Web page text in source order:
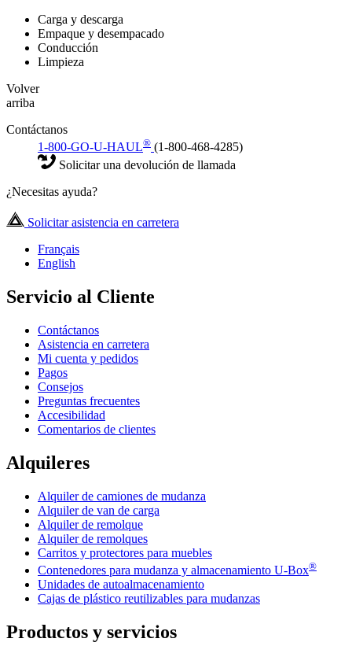
Carga y descarga
Empaque y desempacado
Conducción
Limpieza
Volver
arriba
Contáctanos
1-800-GO-U-HAUL® (1-800-468-4285)
Solicitar una devolución de llamada
¿Necesitas ayuda?
Solicitar asistencia en carretera
Français
English
Servicio al Cliente
Contáctanos
Asistencia en carretera
Mi cuenta y pedidos
Pagos
Consejos
Preguntas frecuentes
Accesibilidad
Comentarios de clientes
Alquileres
Alquiler de camiones de mudanza
Alquiler de van de carga
Alquiler de remolque
Alquiler de remolques
Carritos y protectores para muebles
Contenedores para mudanza y almacenamiento U-Box®
Unidades de autoalmacenamiento
Cajas de plástico reutilizables para mudanzas
Productos y servicios